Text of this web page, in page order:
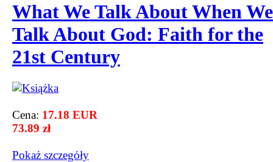
What We Talk About When We
Talk About God: Faith for the
21st Century
Cena: 17.18 EUR
73.89 zł
Pokaż szczegόły